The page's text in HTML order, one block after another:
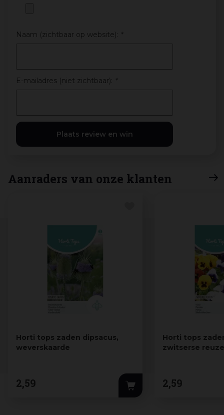
Naam (zichtbaar op website): *
E-mailadres (niet zichtbaar): *
Aanraders van onze klanten
Horti tops zaden dipsacus,
weverskaarde
2,59
Horti tops
zwitserse
2,59